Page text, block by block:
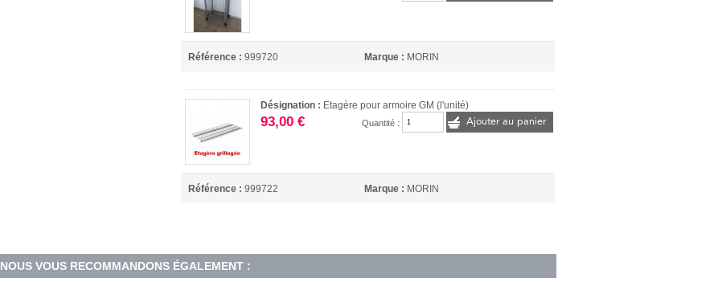
Référence : 999720 Marque : MORIN
Désignation : Etagère pour armoire GM (l'unité)
93,00 € Quantité : Ajouter au panier
Référence : 999722 Marque : MORIN
NOUS VOUS RECOMMANDONS ÉGALEMENT :